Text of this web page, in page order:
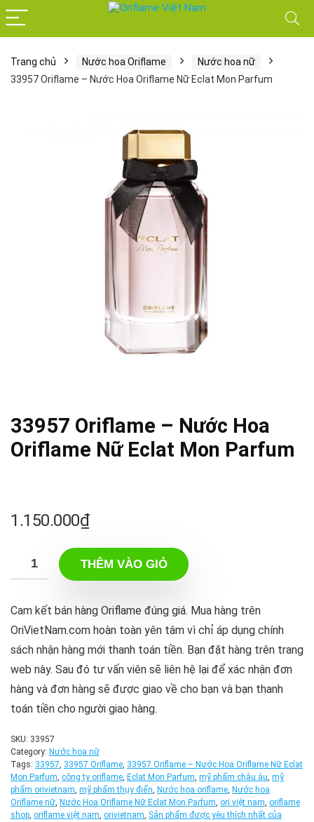
Trang chủ Nước hoa Oriflame
Nước hoa nữ
33957 Oriflame – Nước Hoa Oriflame Nữ Eclat Mon Parfum
33957 Oriflame – Nước Hoa
Oriflame Nữ Eclat Mon Parfum
1.150.000₫
THÊM VÀO GIỎ
Cam kết bán hàng Oriflame đúng giá. Mua hàng trên
OriVietNam.com hoàn toàn yên tâm vì chỉ áp dụng chính
sách nhận hàng mới thanh toán tiền. Bạn đặt hàng trên trang
web này. Sau đó tư vấn viên sẽ liên hệ lại để xác nhận đơn
hàng và đơn hàng sẽ được giao về cho bạn và bạn thanh
toán tiền cho người giao hàng.
SKU: 33957
Category: Nước hoa nữ
Tags: 33957, 33957 Oriflame, 33957 Oriflame – Nước Hoa Oriflame Nữ Eclat
Mon Parfum, công ty oriflame, Eclat Mon Parfum, mỹ phẩm châu âu, mỹ
phẩm orivietnam, mỹ phẩm thụy điển, Nước hoa oriflame, Nước hoa
Oriflame nữ, Nước Hoa Oriflame Nữ Eclat Mon Parfum, ori việt nam, oriflame
shop, oriflame việt nam, orivietnam, Sản phẩm được yêu thích nhất của